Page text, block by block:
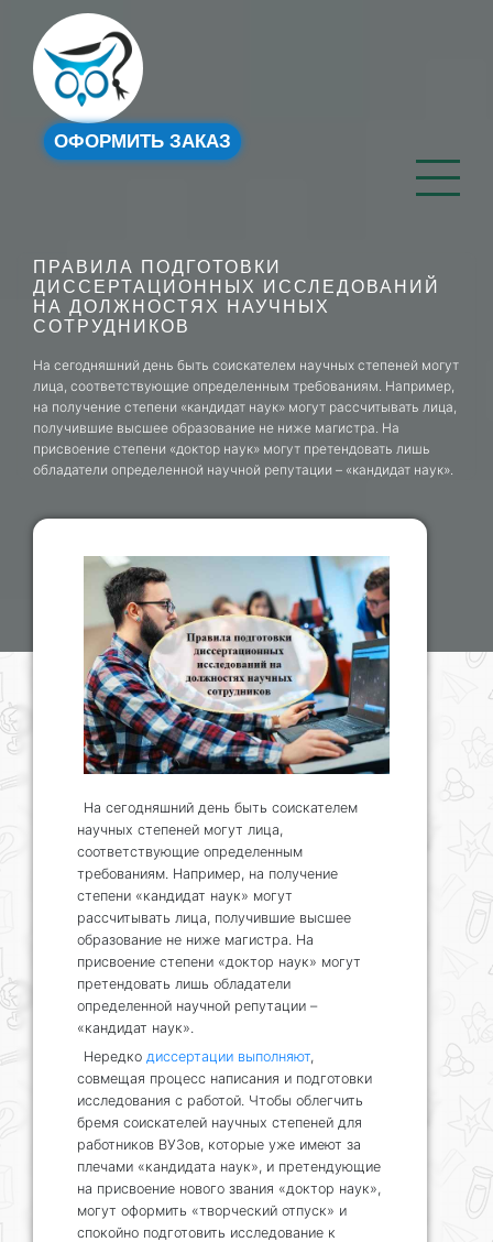
ОФОРМИТЬ ЗАКАЗ
ПРАВИЛА ПОДГОТОВКИ
ДИССЕРТАЦИОННЫХ ИССЛЕДОВАНИЙ
НА ДОЛЖНОСТЯХ НАУЧНЫХ
СОТРУДНИКОВ
На сегодняшний день быть соискателем научных степеней могут
лица, соответствующие определенным требованиям. Например,
на получение степени «кандидат наук» могут рассчитывать лица,
получившие высшее образование не ниже магистра. На
присвоение степени «доктор наук» могут претендовать лишь
обладатели определенной научной репутации – «кандидат наук».
На сегодняшний день быть соискателем
научных степеней могут лица,
соответствующие определенным
требованиям. Например, на получение
степени «кандидат наук» могут
рассчитывать лица, получившие высшее
образование не ниже магистра. На
присвоение степени «доктор наук» могут
претендовать лишь обладатели
определенной научной репутации –
«кандидат наук».
Нередко диссертации выполняют,
совмещая процесс написания и подготовки
исследования с работой. Чтобы облегчить
бремя соискателей научных степеней для
работников ВУЗов, которые уже имеют за
плечами «кандидата наук», и претендующие
на присвоение нового звания «доктор наук»,
могут оформить «творческий отпуск» и
спокойно подготовить исследование к